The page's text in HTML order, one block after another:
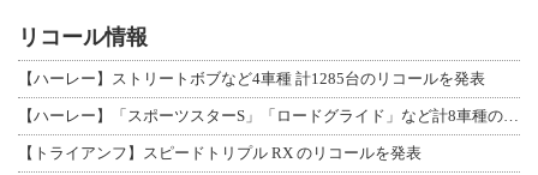
リコール情報
【ハーレー】ストリートボブなど4車種 計1285台のリコールを発表
【トライアンフ】スピードトリプル RX のリコールを発表